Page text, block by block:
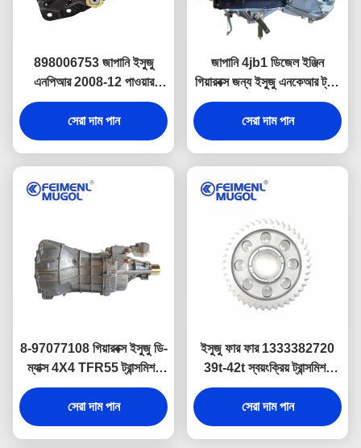
898006753 জাপানি ইসুজু
এনপিআর 2008-12 পাওয়ার
স্টিয়ারিং গিয়ারবক্স প্রতিস্থাপন
898110220
সেরা দাম পান
জাপানি 4jb1 ডিজেল ইঞ্জিন
গিয়ারবক্স জন্য ইসুজু এনকেআর ট্রাক
পার্টস TFR54 ট্রান্সমিশন ASSY
সেরা দাম পান
8-97077108 গিয়ারবক্স ইসুজু ডি-
ম্যাক্স 4X4 TFR55 ট্রান্সমিশন
ASSY
সেরা দাম পান
ইসুজু ফার ফার 1333382720
39t-42t স্বয়ংক্রিয় ট্রান্সমিশন
সিস্টেমের জন্য 6th গিয়ার হুইল
সেরা দাম পান